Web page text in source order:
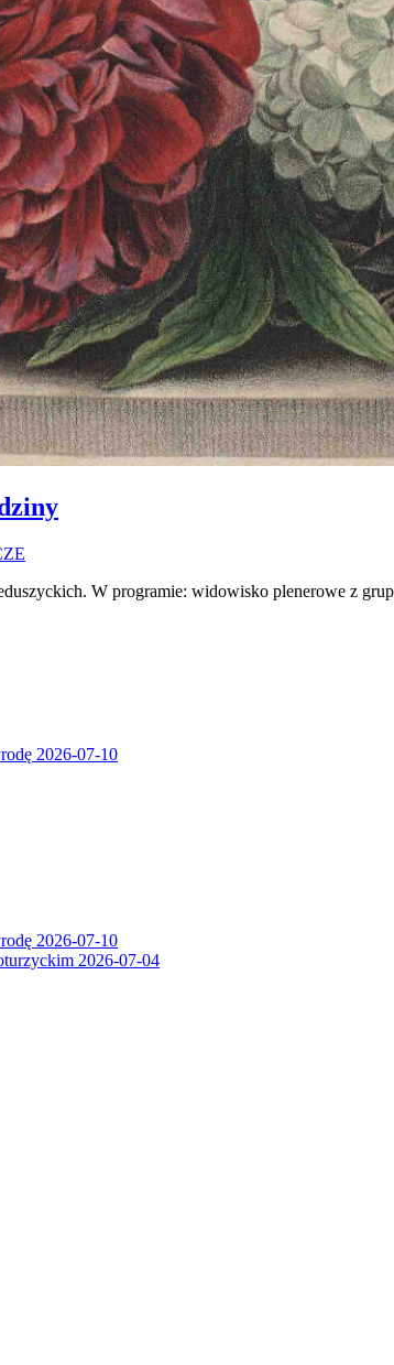
W programie: widowisko plenerowe z
2026-07-10
2026-07-10
2026-07-04